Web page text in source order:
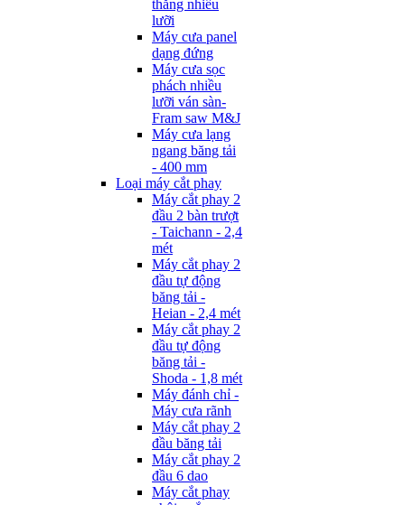
thẳng nhiều
lưỡi
Máy cưa panel
dạng đứng
Máy cưa sọc
phách nhiều
lưỡi ván sàn-
Fram saw M&J
Máy cưa lạng
ngang băng tải
- 400 mm
Loại máy cắt phay
Máy cắt phay 2
đầu 2 bàn trượt
- Taichann - 2,4
mét
Máy cắt phay 2
đầu tự động
băng tải -
Heian - 2,4 mét
Máy cắt phay 2
đầu tự động
băng tải -
Shoda - 1,8 mét
Máy đánh chỉ -
Máy cưa rãnh
Máy cắt phay 2
đầu băng tải
Máy cắt phay 2
đầu 6 dao
Máy cắt phay